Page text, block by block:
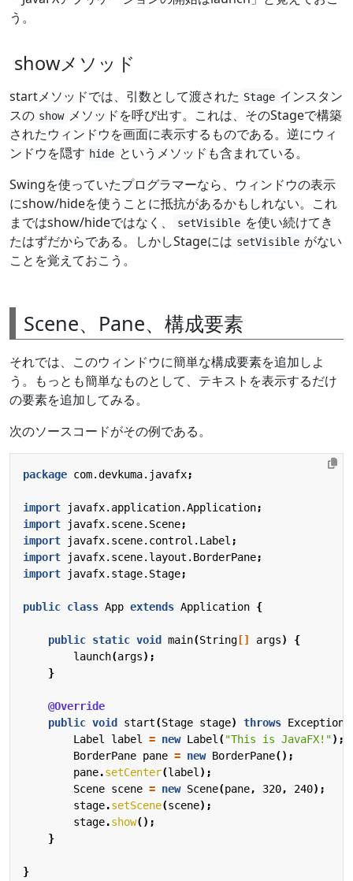
う。
showメソッド
startメソッドでは、引数として渡された Stage インスタン
スの show メソッドを呼び出す。これは、そのStageで構築
されたウィンドウを画面に表示するものである。逆にウィ
ンドウを隠す hide というメソッドも含まれている。
Swingを使っていたプログラマーなら、ウィンドウの表示
にshow/hideを使うことに抵抗があるかもしれない。これ
まではshow/hideではなく、
setVisible を使い続けてき
たはずだからである。しかしStageには setVisible がない
ことを覚えておこう。
Scene、Pane、構成要素
それでは、このウィンドウに簡単な構成要素を追加しよ
う。もっとも簡単なものとして、テキストを表示するだけ
の要素を追加してみる。
次のソースコードがその例である。
package com.devkuma.javafx;
import javafx.application.Application;
import
javafx.scene.Scene;
import
javafx.scene.control.Label ;
import
javafx.scene.layout.BorderPane;
import
javafx.stage.Stage;
public class App extends Application {
public static void main(String [] args)
{
launch(args);
}
@Override
public void start(Stage stage) throws Exception
Label
label = new Label ("This is JavaFX!");
BorderPane pane = new BorderPane();
pane.setCenter(label );
Scene scene = new Scene(pane, 320, 240);
stage.setScene(scene);
stage.show();
}
}